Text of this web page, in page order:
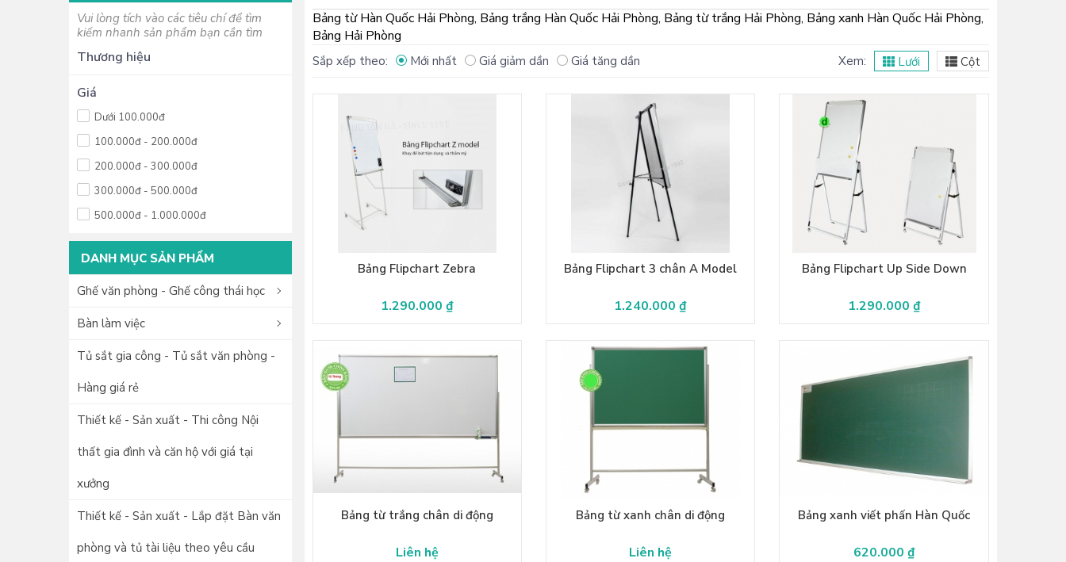
Vui lòng tích vào các tiêu chí để tìm
kiếm nhanh sản phẩm bạn cần tìm
Thương hiệu
Giá
Dưới 100.000đ
100.000đ - 200.000đ
200.000đ - 300.000đ
300.000đ - 500.000đ
500.000đ - 1.000.000đ
1.000.000đ - 2.000.000đ
2.000.000đ - 5.000.000đ
5.000.000đ - 10.000.000đ
Trên 10.000.000đ
DANH MỤC SẢN PHẨM
Ghế văn phòng - Ghế công thái học
Bàn làm việc
Tủ sắt gia công - Tủ sắt văn phòng -
Hàng giá rẻ
Thiết kế - Sản xuất - Thi công Nội
thất gia đình và căn hộ với giá tại
xưởng
Thiết kế - Sản xuất - Lắp đặt Bàn văn
phòng và tủ tài liệu theo yêu cầu
Bảng từ Hàn Quốc Hải Phòng, Bảng trắng Hàn Quốc Hải Phòng, Bảng từ trắng Hải Phòng, Bảng xanh Hàn Quốc Hải Phòng,
Bảng Hải Phòng
Sắp xếp theo: Mới nhất Giá giảm dần Giá tăng dần Xem: Lưới Cột
Bảng Flipchart Zebra
1.290.000 ₫
Bảng Flipchart 3 chân A Model
1.240.000 ₫
Bảng Flipchart Up Side Down
1.290.000 ₫
Bảng từ trắng chân di động
Liên hệ
Bảng từ xanh chân di động
Liên hệ
Bảng xanh viết phấn Hàn Quốc
620.000 ₫